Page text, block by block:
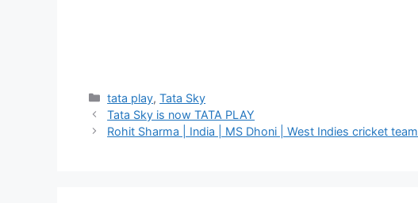
Categories
tata play,Tata Sky
Tata Sky is now TATA PLAY
Rohit Sharma | India | MS Dhoni | West Indies cricket team